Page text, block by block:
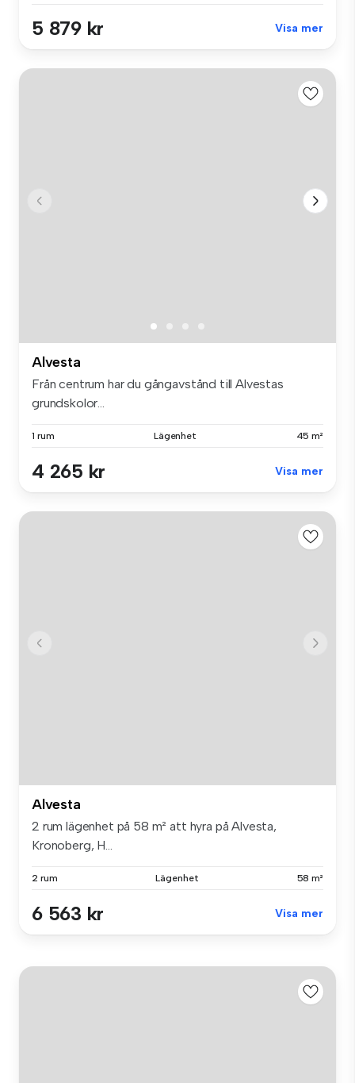
5 879 kr Visa mer
Alvesta
Från centrum har du gångavstånd till Alvestas
grundskolor...
1 rum Lägenhet 45 m²
4 265 kr Visa mer
Alvesta
2 rum lägenhet på 58 m² att hyra på Alvesta,
Kronoberg, H...
2 rum Lägenhet 58 m²
6 563 kr Visa mer